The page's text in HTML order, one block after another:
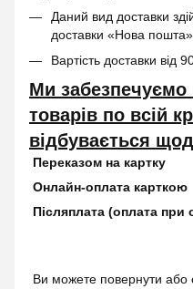
Даний вид доставки
доставки «Нова пошта».
Вартість доставки від
Ми
товарів по всій
відбувається
Переказом на картку
Онлайн-оплата карткою
Післяплата (оплата при
Ви можете повернути або